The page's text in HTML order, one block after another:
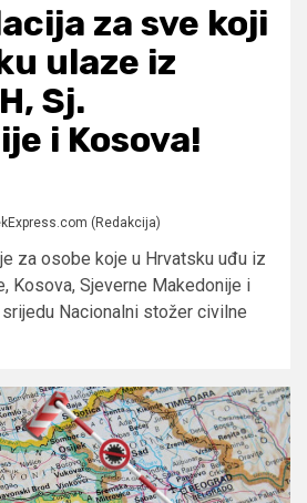
za sve koji
ulaze iz
Sj.
i Kosova!
(Redakcija)
za osobe koje u Hrvatsku uđu iz
Kosova, Sjeverne Makedonije i
Nacionalni stožer civilne